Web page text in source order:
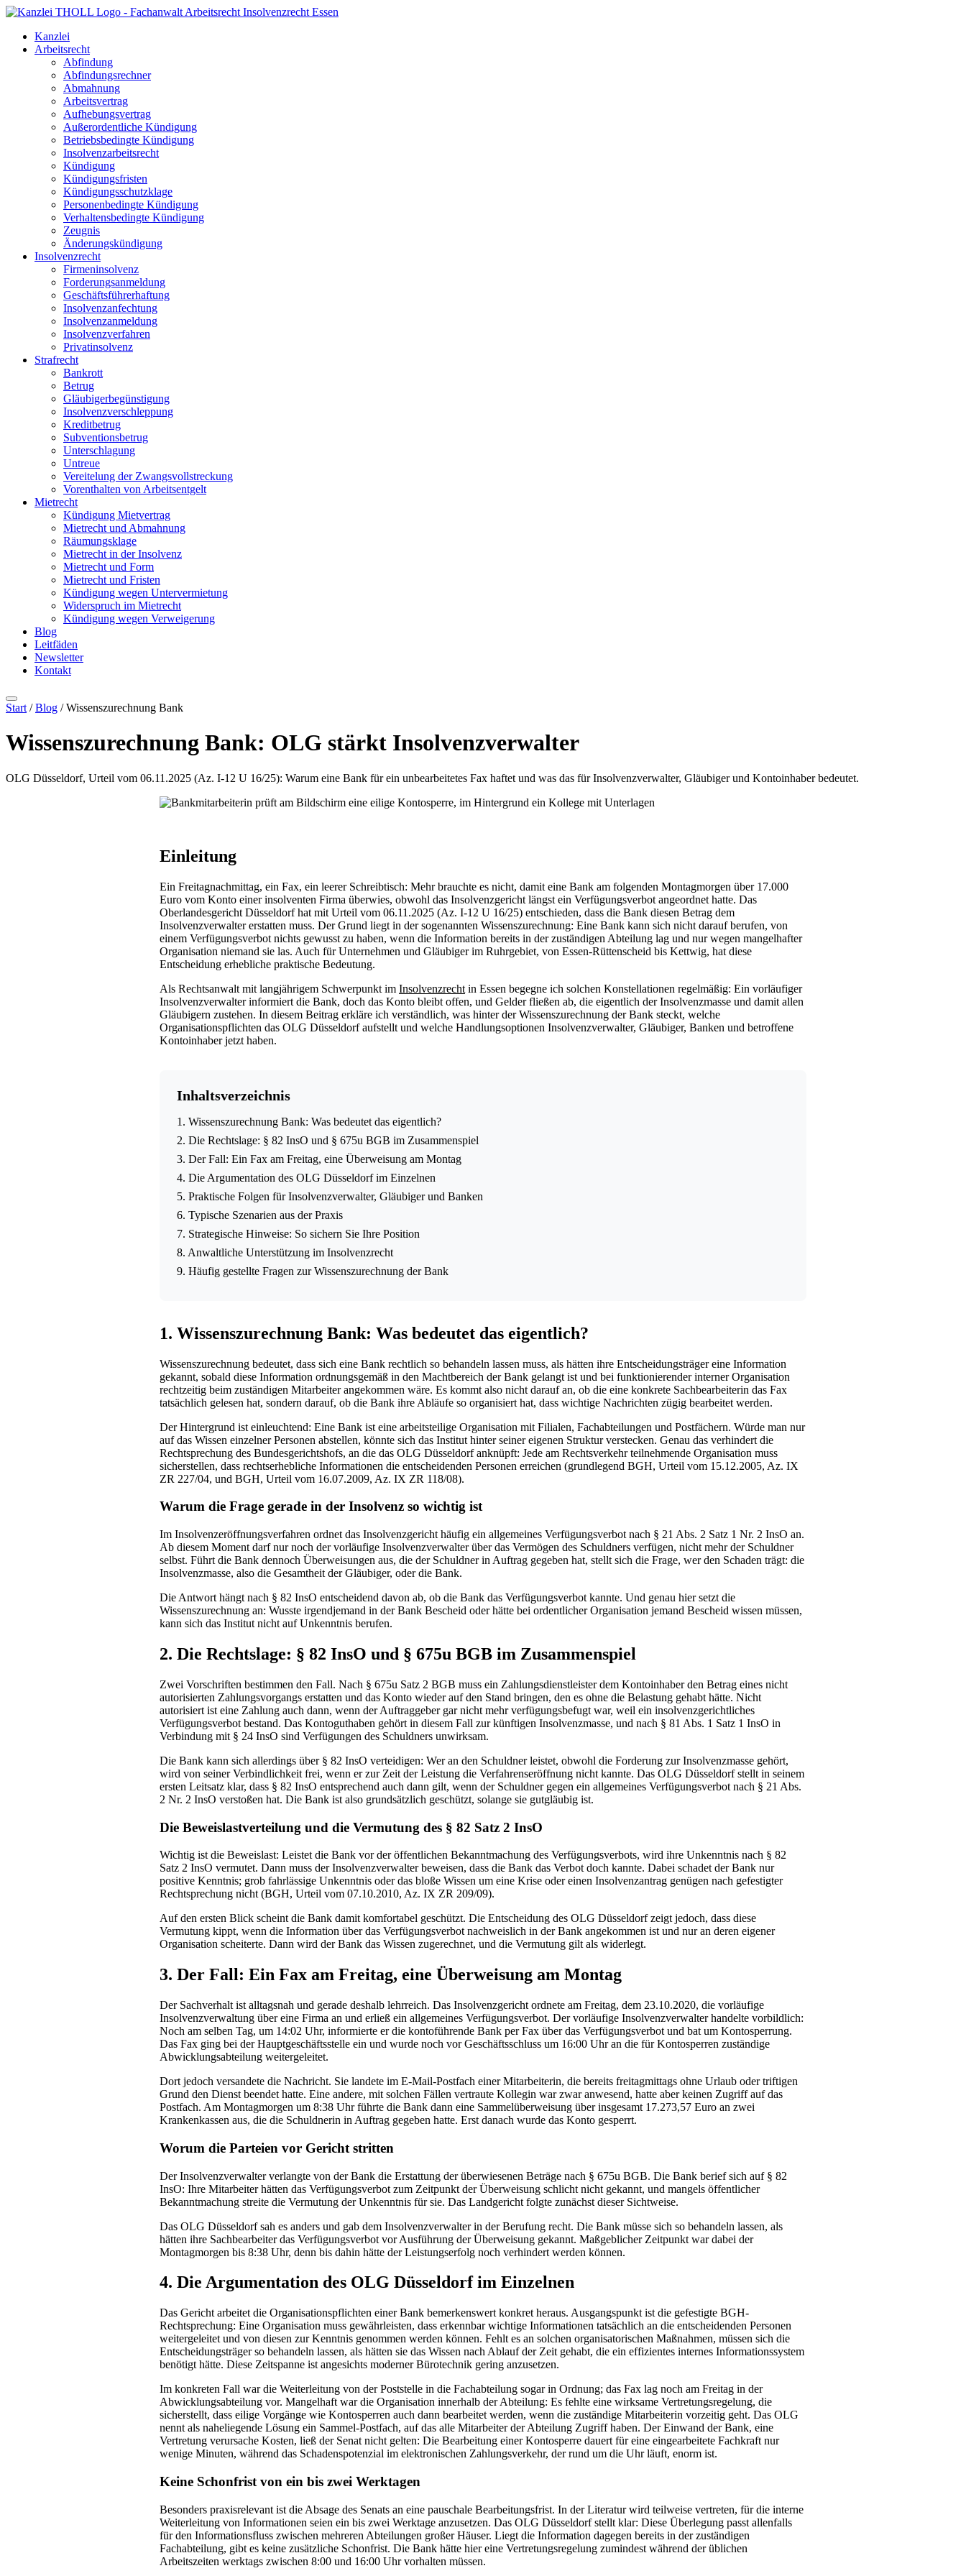
Kanzlei
Arbeitsrecht
Abfindung
Abfindungsrechner
Abmahnung
Arbeitsvertrag
Aufhebungsvertrag
Außerordentliche Kündigung
Betriebsbedingte Kündigung
Insolvenzarbeitsrecht
Kündigung
Kündigungsfristen
Kündigungsschutzklage
Personenbedingte Kündigung
Verhaltensbedingte Kündigung
Zeugnis
Änderungskündigung
Insolvenzrecht
Firmeninsolvenz
Forderungsanmeldung
Geschäftsführerhaftung
Insolvenzanfechtung
Insolvenzanmeldung
Insolvenzverfahren
Privatinsolvenz
Strafrecht
Bankrott
Betrug
Gläubigerbegünstigung
Insolvenzverschleppung
Kreditbetrug
Subventionsbetrug
Unterschlagung
Untreue
Vereitelung der Zwangsvollstreckung
Vorenthalten von Arbeitsentgelt
Mietrecht
Kündigung Mietvertrag
Mietrecht und Abmahnung
Räumungsklage
Mietrecht in der Insolvenz
Mietrecht und Form
Mietrecht und Fristen
Kündigung wegen Untervermietung
Widerspruch im Mietrecht
Kündigung wegen Verweigerung
Blog
Leitfäden
Newsletter
Kontakt
Start /Blog / Wissenszurechnung Bank
Wissenszurechnung Bank: OLG stärkt Insolvenzverwalter
OLG Düsseldorf, Urteil vom 06.11.2025 (Az. I-12 U 16/25): Warum eine Bank für ein unbearbeitetes Fax haftet und was das für Insolvenzverwalter, Gläubiger und Kontoinhaber bedeutet.
Einleitung
Ein Freitagnachmittag, ein Fax, ein leerer Schreibtisch: Mehr brauchte es nicht, damit eine Bank am folgenden Montagmorgen über 17.000
Euro vom Konto einer insolventen Firma überwies, obwohl das Insolvenzgericht längst ein Verfügungsverbot angeordnet hatte. Das
Oberlandesgericht Düsseldorf hat mit Urteil vom 06.11.2025 (Az. I-12 U 16/25) entschieden, dass die Bank diesen Betrag dem
Insolvenzverwalter erstatten muss. Der Grund liegt in der sogenannten Wissenszurechnung: Eine Bank kann sich nicht darauf berufen, von
einem Verfügungsverbot nichts gewusst zu haben, wenn die Information bereits in der zuständigen Abteilung lag und nur wegen mangelhafter
Organisation niemand sie las. Auch für Unternehmen und Gläubiger im Ruhrgebiet, von Essen-Rüttenscheid bis Kettwig, hat diese
Entscheidung erhebliche praktische Bedeutung.
Als Rechtsanwalt mit langjährigem Schwerpunkt im Insolvenzrecht in Essen begegne ich solchen Konstellationen regelmäßig: Ein vorläufiger
Insolvenzverwalter informiert die Bank, doch das Konto bleibt offen, und Gelder fließen ab, die eigentlich der Insolvenzmasse und damit allen
Gläubigern zustehen. In diesem Beitrag erkläre ich verständlich, was hinter der Wissenszurechnung der Bank steckt, welche
Organisationspflichten das OLG Düsseldorf aufstellt und welche Handlungsoptionen Insolvenzverwalter, Gläubiger, Banken und betroffene
Kontoinhaber jetzt haben.
Inhaltsverzeichnis
1. Wissenszurechnung Bank: Was bedeutet das eigentlich?
2. Die Rechtslage: § 82 InsO und § 675u BGB im Zusammenspiel
3. Der Fall: Ein Fax am Freitag, eine Überweisung am Montag
4. Die Argumentation des OLG Düsseldorf im Einzelnen
5. Praktische Folgen für Insolvenzverwalter, Gläubiger und Banken
6. Typische Szenarien aus der Praxis
7. Strategische Hinweise: So sichern Sie Ihre Position
8. Anwaltliche Unterstützung im Insolvenzrecht
9. Häufig gestellte Fragen zur Wissenszurechnung der Bank
1. Wissenszurechnung Bank: Was bedeutet das eigentlich?
Wissenszurechnung bedeutet, dass sich eine Bank rechtlich so behandeln lassen muss, als hätten ihre Entscheidungsträger eine Information
gekannt, sobald diese Information ordnungsgemäß in den Machtbereich der Bank gelangt ist und bei funktionierender interner Organisation
rechtzeitig beim zuständigen Mitarbeiter angekommen wäre. Es kommt also nicht darauf an, ob die eine konkrete Sachbearbeiterin das Fax
tatsächlich gelesen hat, sondern darauf, ob die Bank ihre Abläufe so organisiert hat, dass wichtige Nachrichten zügig bearbeitet werden.
Der Hintergrund ist einleuchtend: Eine Bank ist eine arbeitsteilige Organisation mit Filialen, Fachabteilungen und Postfächern. Würde man nur
auf das Wissen einzelner Personen abstellen, könnte sich das Institut hinter seiner eigenen Struktur verstecken. Genau das verhindert die
Rechtsprechung des Bundesgerichtshofs, an die das OLG Düsseldorf anknüpft: Jede am Rechtsverkehr teilnehmende Organisation muss
sicherstellen, dass rechtserhebliche Informationen die entscheidenden Personen erreichen (grundlegend BGH, Urteil vom 15.12.2005, Az. IX
ZR 227/04, und BGH, Urteil vom 16.07.2009, Az. IX ZR 118/08).
Warum die Frage gerade in der Insolvenz so wichtig ist
Im Insolvenzeröffnungsverfahren ordnet das Insolvenzgericht häufig ein allgemeines Verfügungsverbot nach § 21 Abs. 2 Satz 1 Nr. 2 InsO an.
Ab diesem Moment darf nur noch der vorläufige Insolvenzverwalter über das Vermögen des Schuldners verfügen, nicht mehr der Schuldner
selbst. Führt die Bank dennoch Überweisungen aus, die der Schuldner in Auftrag gegeben hat, stellt sich die Frage, wer den Schaden trägt: die
Insolvenzmasse, also die Gesamtheit der Gläubiger, oder die Bank.
Die Antwort hängt nach § 82 InsO entscheidend davon ab, ob die Bank das Verfügungsverbot kannte. Und genau hier setzt die
Wissenszurechnung an: Wusste irgendjemand in der Bank Bescheid oder hätte bei ordentlicher Organisation jemand Bescheid wissen müssen,
kann sich das Institut nicht auf Unkenntnis berufen.
2. Die Rechtslage: § 82 InsO und § 675u BGB im Zusammenspiel
Zwei Vorschriften bestimmen den Fall. Nach § 675u Satz 2 BGB muss ein Zahlungsdienstleister dem Kontoinhaber den Betrag eines nicht
autorisierten Zahlungsvorgangs erstatten und das Konto wieder auf den Stand bringen, den es ohne die Belastung gehabt hätte. Nicht
autorisiert ist eine Zahlung auch dann, wenn der Auftraggeber gar nicht mehr verfügungsbefugt war, weil ein insolvenzgerichtliches
Verfügungsverbot bestand. Das Kontoguthaben gehört in diesem Fall zur künftigen Insolvenzmasse, und nach § 81 Abs. 1 Satz 1 InsO in
Verbindung mit § 24 InsO sind Verfügungen des Schuldners unwirksam.
Die Bank kann sich allerdings über § 82 InsO verteidigen: Wer an den Schuldner leistet, obwohl die Forderung zur Insolvenzmasse gehört,
wird von seiner Verbindlichkeit frei, wenn er zur Zeit der Leistung die Verfahrenseröffnung nicht kannte. Das OLG Düsseldorf stellt in seinem
ersten Leitsatz klar, dass § 82 InsO entsprechend auch dann gilt, wenn der Schuldner gegen ein allgemeines Verfügungsverbot nach § 21 Abs.
2 Nr. 2 InsO verstoßen hat. Die Bank ist also grundsätzlich geschützt, solange sie gutgläubig ist.
Die Beweislastverteilung und die Vermutung des § 82 Satz 2 InsO
Wichtig ist die Beweislast: Leistet die Bank vor der öffentlichen Bekanntmachung des Verfügungsverbots, wird ihre Unkenntnis nach § 82
Satz 2 InsO vermutet. Dann muss der Insolvenzverwalter beweisen, dass die Bank das Verbot doch kannte. Dabei schadet der Bank nur
positive Kenntnis; grob fahrlässige Unkenntnis oder das bloße Wissen um eine Krise oder einen Insolvenzantrag genügen nach gefestigter
Rechtsprechung nicht (BGH, Urteil vom 07.10.2010, Az. IX ZR 209/09).
Auf den ersten Blick scheint die Bank damit komfortabel geschützt. Die Entscheidung des OLG Düsseldorf zeigt jedoch, dass diese
Vermutung kippt, wenn die Information über das Verfügungsverbot nachweislich in der Bank angekommen ist und nur an deren eigener
Organisation scheiterte. Dann wird der Bank das Wissen zugerechnet, und die Vermutung gilt als widerlegt.
3. Der Fall: Ein Fax am Freitag, eine Überweisung am Montag
Der Sachverhalt ist alltagsnah und gerade deshalb lehrreich. Das Insolvenzgericht ordnete am Freitag, dem 23.10.2020, die vorläufige
Insolvenzverwaltung über eine Firma an und erließ ein allgemeines Verfügungsverbot. Der vorläufige Insolvenzverwalter handelte vorbildlich:
Noch am selben Tag, um 14:02 Uhr, informierte er die kontoführende Bank per Fax über das Verfügungsverbot und bat um Kontosperrung.
Das Fax ging bei der Hauptgeschäftsstelle ein und wurde noch vor Geschäftsschluss um 16:00 Uhr an die für Kontosperren zuständige
Abwicklungsabteilung weitergeleitet.
Dort jedoch versandete die Nachricht. Sie landete im E-Mail-Postfach einer Mitarbeiterin, die bereits freitagmittags ohne Urlaub oder triftigen
Grund den Dienst beendet hatte. Eine andere, mit solchen Fällen vertraute Kollegin war zwar anwesend, hatte aber keinen Zugriff auf das
Postfach. Am Montagmorgen um 8:38 Uhr führte die Bank dann eine Sammelüberweisung über insgesamt 17.273,57 Euro an zwei
Krankenkassen aus, die die Schuldnerin in Auftrag gegeben hatte. Erst danach wurde das Konto gesperrt.
Worum die Parteien vor Gericht stritten
Der Insolvenzverwalter verlangte von der Bank die Erstattung der überwiesenen Beträge nach § 675u BGB. Die Bank berief sich auf § 82
InsO: Ihre Mitarbeiter hätten das Verfügungsverbot zum Zeitpunkt der Überweisung schlicht nicht gekannt, und mangels öffentlicher
Bekanntmachung streite die Vermutung der Unkenntnis für sie. Das Landgericht folgte zunächst dieser Sichtweise.
Das OLG Düsseldorf sah es anders und gab dem Insolvenzverwalter in der Berufung recht. Die Bank müsse sich so behandeln lassen, als
hätten ihre Sachbearbeiter das Verfügungsverbot vor Ausführung der Überweisung gekannt. Maßgeblicher Zeitpunkt war dabei der
Montagmorgen bis 8:38 Uhr, denn bis dahin hätte der Leistungserfolg noch verhindert werden können.
4. Die Argumentation des OLG Düsseldorf im Einzelnen
Das Gericht arbeitet die Organisationspflichten einer Bank bemerkenswert konkret heraus. Ausgangspunkt ist die gefestigte BGH-
Rechtsprechung: Eine Organisation muss gewährleisten, dass erkennbar wichtige Informationen tatsächlich an die entscheidenden Personen
weitergeleitet und von diesen zur Kenntnis genommen werden können. Fehlt es an solchen organisatorischen Maßnahmen, müssen sich die
Entscheidungsträger so behandeln lassen, als hätten sie das Wissen nach Ablauf der Zeit gehabt, die ein effizientes internes Informationssystem
benötigt hätte. Diese Zeitspanne ist angesichts moderner Bürotechnik gering anzusetzen.
Im konkreten Fall war die Weiterleitung von der Poststelle in die Fachabteilung sogar in Ordnung; das Fax lag noch am Freitag in der
Abwicklungsabteilung vor. Mangelhaft war die Organisation innerhalb der Abteilung: Es fehlte eine wirksame Vertretungsregelung, die
sicherstellt, dass eilige Vorgänge wie Kontosperren auch dann bearbeitet werden, wenn die zuständige Mitarbeiterin vorzeitig geht. Das OLG
nennt als naheliegende Lösung ein Sammel-Postfach, auf das alle Mitarbeiter der Abteilung Zugriff haben. Der Einwand der Bank, eine
Vertretung verursache Kosten, ließ der Senat nicht gelten: Die Bearbeitung einer Kontosperre dauert für eine eingearbeitete Fachkraft nur
wenige Minuten, während das Schadenspotenzial im elektronischen Zahlungsverkehr, der rund um die Uhr läuft, enorm ist.
Keine Schonfrist von ein bis zwei Werktagen
Besonders praxisrelevant ist die Absage des Senats an eine pauschale Bearbeitungsfrist. In der Literatur wird teilweise vertreten, für die interne
Weiterleitung von Informationen seien ein bis zwei Werktage anzusetzen. Das OLG Düsseldorf stellt klar: Diese Überlegung passt allenfalls
für den Informationsfluss zwischen mehreren Abteilungen großer Häuser. Liegt die Information dagegen bereits in der zuständigen
Fachabteilung, gibt es keine zusätzliche Schonfrist. Die Bank hätte hier eine Vertretungsregelung zumindest während der üblichen
Arbeitszeiten werktags zwischen 8:00 und 16:00 Uhr vorhalten müssen.